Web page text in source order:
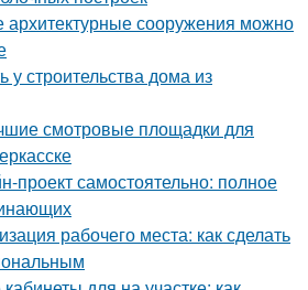
архитектурные сооружения можно
у строительства дома из
смотровые площадки для
проект самостоятельно: полное
рабочего места: как сделать